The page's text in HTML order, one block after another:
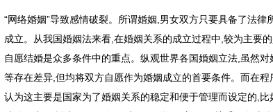
“网络婚姻”导致感情破裂。所谓婚姻,男女双方只要具备了法
成立。从我国婚姻法来看,在婚姻关系的成立过程中,较为主要
自愿结婚是众多条件中的重点。纵观世界各国婚姻立法,虽然
等存在差异,但均将双方自愿作为婚姻成立的首要条件。而在
认为这主要是国家为了婚姻关系的稳定和便于管理而设定的,